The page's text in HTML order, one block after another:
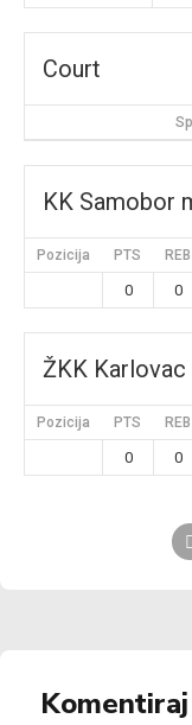
Court
KK Samobor
Pozicija PTS REB
0 0
ŽKK
Pozicija PTS REB
0 0
Komentiraj